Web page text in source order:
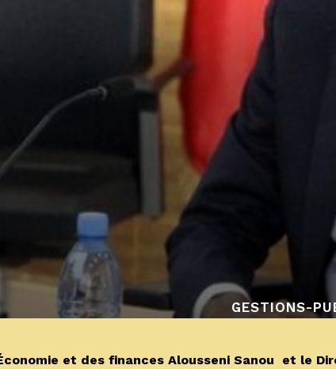
GESTIONS-
et des finances Alousseni Sanou et le